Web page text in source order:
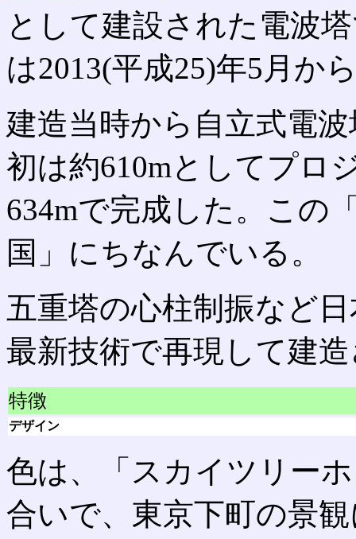
として建設された電波
は2013(平成25)年5月か
建造当時から自立式電
初は約610mとしてプロ
634mで完成した。この
国」にちなんでいる。
五重塔の心柱制振など
最新技術で再現して建
特徴
デザイン
色は、「スカイツリー
合いで、東京下町の景